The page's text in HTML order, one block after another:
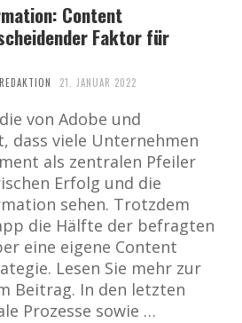
Content
Faktor für
21. JANUAR 2022
von Adobe und
dass viele Unternehmen
als zentralen Pfeiler
Erfolg und die
sehen. Trotzdem
die Hälfte der befragten
eine eigene Content
Lesen Sie mehr zur
Beitrag. In den letzten
Prozesse sowie …